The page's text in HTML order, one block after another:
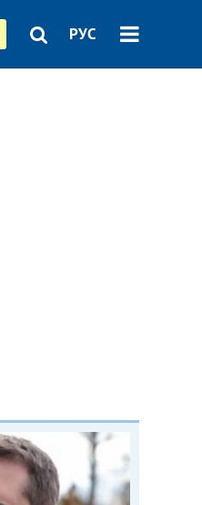
РУС